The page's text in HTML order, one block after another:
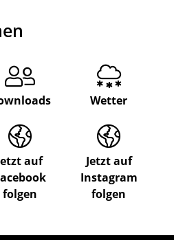
Wetter
auf
folgen
Jetzt auf
Instagram
folgen